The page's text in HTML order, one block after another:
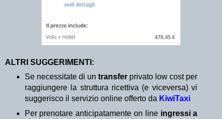
ALTRI SUGGERIMENTI:
Se necessitate di un transfer privato low cost per
raggiungere la struttura ricettiva (e viceversa) vi
suggerisco il servizio online offerto da KiwiTaxi
Per prenotare anticipatamente on line ingressi a